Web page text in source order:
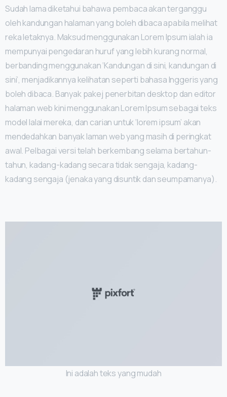
Sudah lama diketahui bahawa pembaca akan terganggu
oleh kandungan halaman yang boleh dibaca apabila melihat
reka letaknya. Maksud menggunakan Lorem Ipsum ialah ia
mempunyai pengedaran huruf yang lebih kurang normal,
berbanding menggunakan ‘Kandungan di sini, kandungan di
sini’, menjadikannya kelihatan seperti bahasa Inggeris yang
boleh dibaca. Banyak pakej penerbitan desktop dan editor
halaman web kini menggunakan Lorem Ipsum sebagai teks
model lalai mereka, dan carian untuk ‘lorem ipsum’ akan
mendedahkan banyak laman web yang masih di peringkat
awal. Pelbagai versi telah berkembang selama bertahun-
tahun, kadang-kadang secara tidak sengaja, kadang-
kadang sengaja (jenaka yang disuntik dan seumpamanya).
Ini adalah teks yang mudah